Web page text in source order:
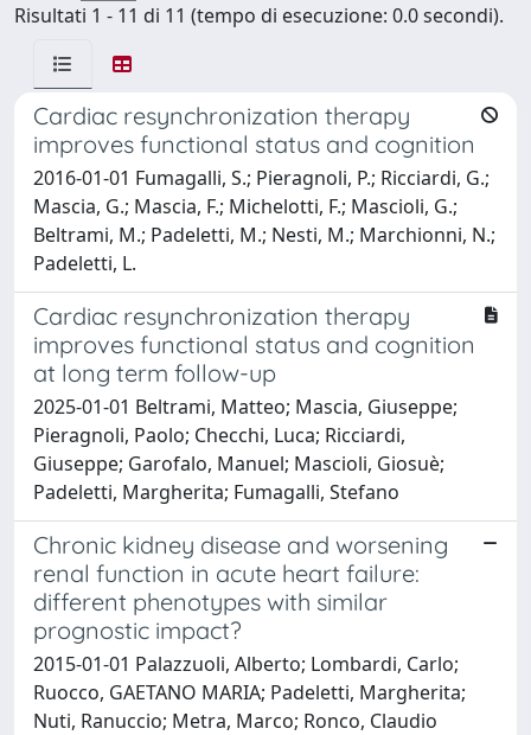
Risultati 1 - 11 di 11 (tempo di esecuzione: 0.0 secondi).
Cardiac resynchronization therapy
improves functional status and cognition
2016-01-01 Fumagalli, S.; Pieragnoli, P.; Ricciardi, G.;
Mascia, G.; Mascia, F.; Michelotti, F.; Mascioli, G.;
Beltrami, M.; Padeletti, M.; Nesti, M.; Marchionni, N.;
Padeletti, L.
Cardiac resynchronization therapy
improves functional status and cognition
at long term follow-up
2025-01-01 Beltrami, Matteo; Mascia, Giuseppe;
Pieragnoli, Paolo; Checchi, Luca; Ricciardi,
Giuseppe; Garofalo, Manuel; Mascioli, Giosuè;
Padeletti, Margherita; Fumagalli, Stefano
Chronic kidney disease and worsening
renal function in acute heart failure:
different phenotypes with similar
prognostic impact?
2015-01-01 Palazzuoli, Alberto; Lombardi, Carlo;
Ruocco, GAETANO MARIA; Padeletti, Margherita;
Nuti, Ranuccio; Metra, Marco; Ronco, Claudio